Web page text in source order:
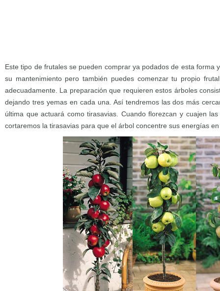
Este tipo de frutales se pueden comprar ya podados de esta forma
su mantenimiento pero también puedes comenzar tu propio
adecuadamente. La preparación que requieren estos árboles
dejando tres yemas en cada una. Así tendremos las dos más
última que actuará como tirasavias. Cuando florezcan y cuajen
cortaremos la tirasavias para que el árbol concentre sus energías